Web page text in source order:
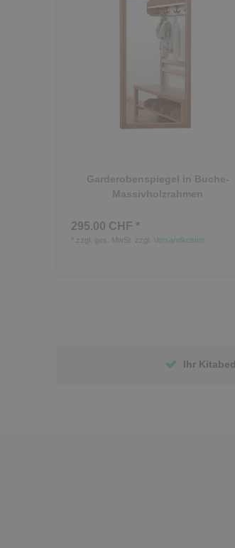
Garderobenspiegel in Buche-
Massivholzrahmen
295.00 CHF *
zzgl. ges. MwSt. zzgl. Versandkosten
Ihr